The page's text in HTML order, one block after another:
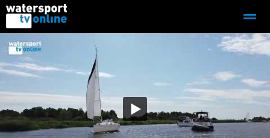
Zeilen Motorboot-sloep
Contact Bellen Zoeken